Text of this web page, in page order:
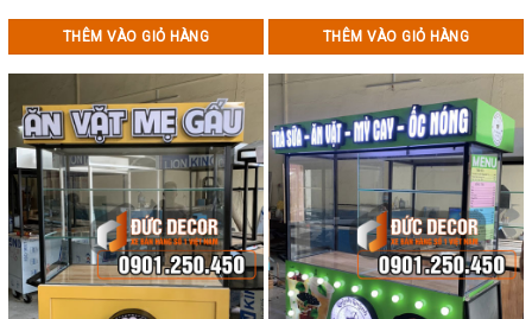
THÊM VÀO GIỎ HÀNG THÊM VÀO GIỎ HÀNG